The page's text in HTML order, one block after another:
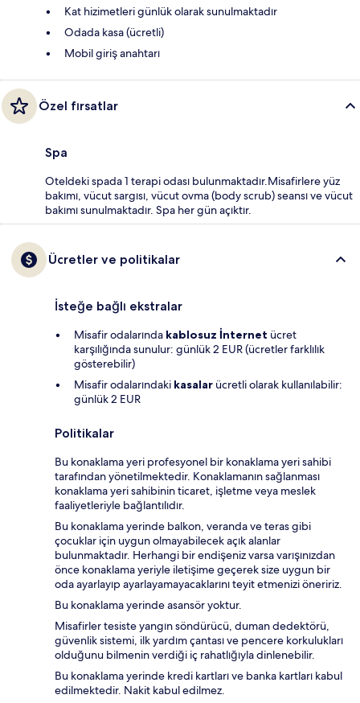
Kat hizimetleri günlük olarak sunulmaktadır
Odada kasa (ücretli)
Mobil giriş anahtarı
Özel fırsatlar
Spa
Oteldeki spada 1 terapi odası bulunmaktadır.Misafirlere yüz
bakımı, vücut sargısı, vücut ovma (body scrub) seansı ve vücut
bakımı sunulmaktadır. Spa her gün açıktır.
Ücretler ve politikalar
İsteğe bağlı ekstralar
Misafir odalarında kablosuz İnternet ücret
karşılığında sunulur: günlük 2 EUR (ücretler farklılık
gösterebilir)
Misafir odalarındaki kasalar ücretli olarak kullanılabilir:
günlük 2 EUR
Politikalar
Bu konaklama yeri profesyonel bir konaklama yeri sahibi
tarafından yönetilmektedir. Konaklamanın sağlanması
konaklama yeri sahibinin ticaret, işletme veya meslek
faaliyetleriyle bağlantılıdır.
Bu konaklama yerinde balkon, veranda ve teras gibi
çocuklar için uygun olmayabilecek açık alanlar
bulunmaktadır. Herhangi bir endişeniz varsa varışınızdan
önce konaklama yeriyle iletişime geçerek size uygun bir
oda ayarlayıp ayarlayamayacaklarını teyit etmenizi öneririz.
Bu konaklama yerinde asansör yoktur.
Misafirler tesiste yangın söndürücü, duman dedektörü,
güvenlik sistemi, ilk yardım çantası ve pencere korkulukları
olduğunu bilmenin verdiği iç rahatlığıyla dinlenebilir.
Bu konaklama yerinde kredi kartları ve banka kartları kabul
edilmektedir. Nakit kabul edilmez.